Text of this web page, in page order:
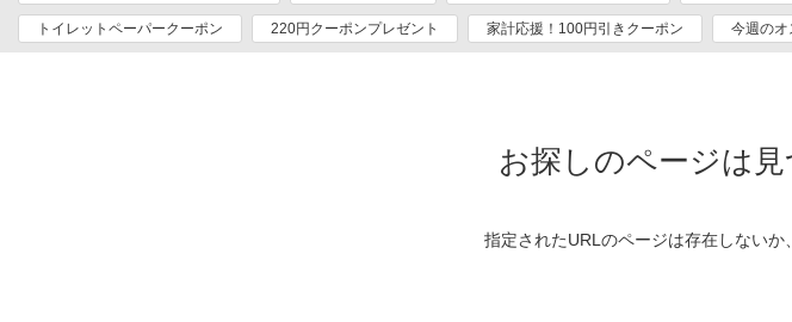
トイレットペーパークーポン 220円クーポンプレゼント 家計応援！100円引きクーポン 今週のオ
お探しのページは見
指定されたURLのページは存在しないか